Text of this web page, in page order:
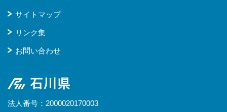
サイトマップ
リンク集
お問い合わせ
石川県
法人番号：2000020170003